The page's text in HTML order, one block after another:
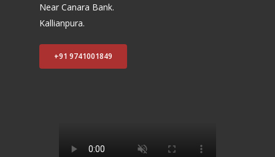
Near Canara Bank.
Kallianpura.
+91 9741001849